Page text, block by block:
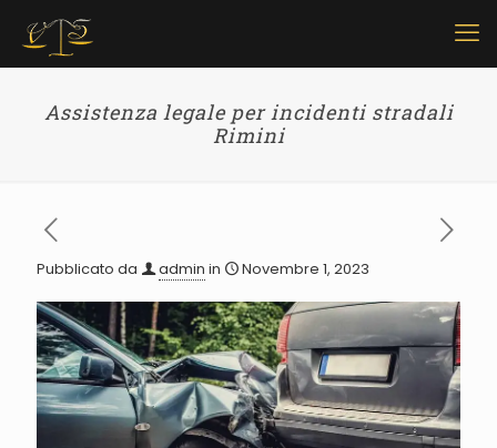
Assistenza legale per incidenti stradali
Rimini
Pubblicato da admin in Novembre 1, 2023